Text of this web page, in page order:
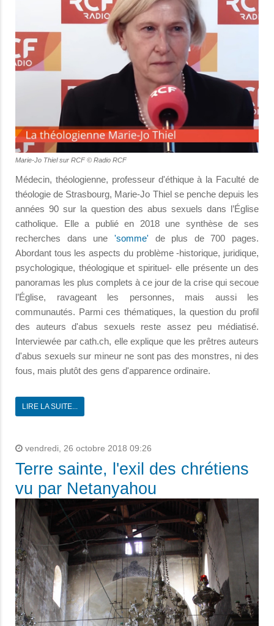
Marie-Jo Thiel sur RCF © Radio RCF
Médecin, théologienne, professeur d'éthique à la Faculté de
théologie de Strasbourg, Marie-Jo Thiel se penche depuis les
années 90 sur la question des abus sexuels dans l’Église
catholique. Elle a publié en 2018 une synthèse de ses
recherches dans une 'somme' de plus de 700 pages.
Abordant tous les aspects du problème -historique, juridique,
psychologique, théologique et spirituel- elle présente un des
panoramas les plus complets à ce jour de la crise qui secoue
l’Église, ravageant les personnes, mais aussi les
communautés. Parmi ces thématiques, la question du profil
des auteurs d'abus sexuels reste assez peu médiatisé.
Interviewée par cath.ch, elle explique que les prêtres auteurs
d'abus sexuels sur mineur ne sont pas des monstres, ni des
fous, mais plutôt des gens d'apparence ordinaire.
LIRE LA SUITE...
vendredi, 26 octobre 2018 09:26
Terre sainte, l'exil des chrétiens
vu par Netanyahou